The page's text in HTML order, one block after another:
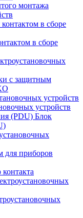
монтажа
в сборе
с защитным
устройств
Блок
для приборов